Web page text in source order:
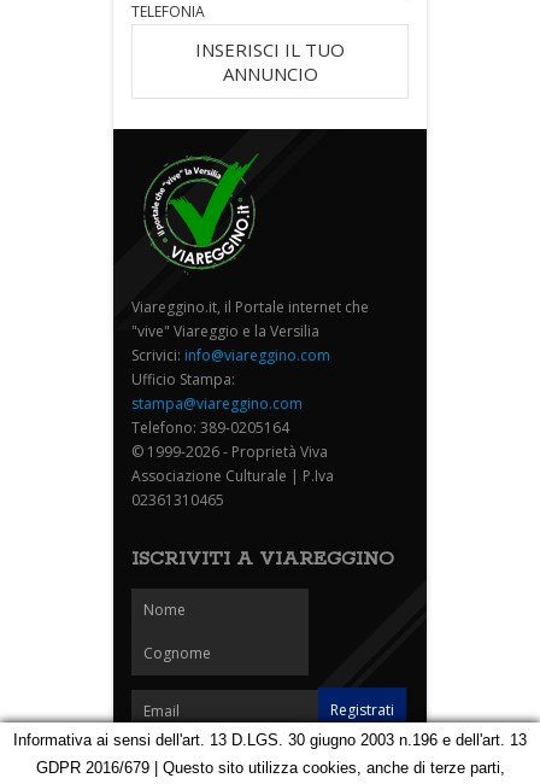
TELEFONIA
INSERISCI IL TUO
ANNUNCIO
Viareggino.it, il Portale internet che
"vive" Viareggio e la Versilia
Scrivici: info@viareggino.com
Ufficio Stampa:
stampa@viareggino.com
Telefono: 389-0205164
© 1999-2026 - Proprietà Viva
Associazione Culturale | P.Iva
02361310465
ISCRIVITI A VIAREGGINO
Informativa ai sensi dell'art. 13 D.LGS. 30 giugno 2003 n.196 e dell'art. 13
GDPR 2016/679 | Questo sito utilizza cookies, anche di terze parti,